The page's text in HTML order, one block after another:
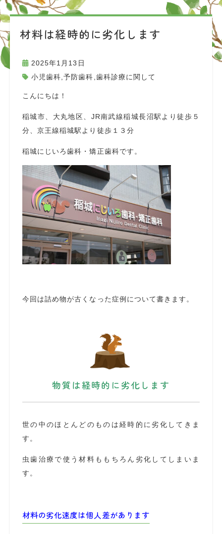
材料は経時的に劣化します
2025年1月13日
小児歯科 ,予防歯科 歯科診療に関して
こんにちは！
稲城市、大丸地区、JR南武線稲城長沼駅より徒歩５
分、京王線稲城駅より徒歩１３分
稲城にじいろ歯科・矯正歯科です。
今回は詰め物が古くなった症例について書きます。
物質は経時的に劣化します
世の中のほとんどのものは経時的に劣化してきま
す。
虫歯治療で使う材料ももちろん劣化してしまいま
す。
材料の劣化速度は個人差があります